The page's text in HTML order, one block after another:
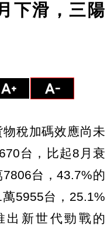
下滑，三陽
稅加碼效應尚未
台，比起8月衰
台，43.7%的
5955台，25.1%
出新世代勁戰的